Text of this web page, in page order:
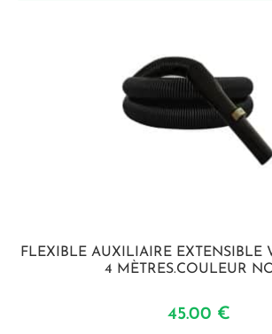
FLEXIBLE AUXILIAIRE EXTENSIBLE
4 MÈTRES.COULEUR
45.00 €